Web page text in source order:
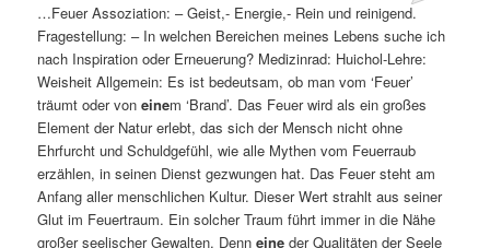
…Feuer Assoziation: – Geist,- Energie,- Rein und reinigend.
Fragestellung: – In welchen Bereichen meines Lebens suche ich
nach Inspiration oder Erneuerung? Medizinrad: Huichol-Lehre:
Weisheit Allgemein: Es ist bedeutsam, ob man vom ‘Feuer’
träumt oder voneinem ‘Brand’. Das Feuer wird als ein großes
Element der Natur erlebt, das sich der Mensch nicht ohne
Ehrfurcht und Schuldgefühl, wie alle Mythen vom Feuerraub
erzählen, in seinen Dienst gezwungen hat. Das Feuer steht am
Anfang aller menschlichen Kultur. Dieser Wert strahlt aus seiner
Glut im Feuertraum. Ein solcher Traum führt immer in die Nähe
großer seelischer Gewalten. Denneine der Qualitäten der Seele